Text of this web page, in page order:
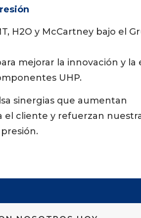
H2O y McCartney bajo el
mejorar la innovación y la
UHP.
sinergias que aumentan
el cliente y refuerzan